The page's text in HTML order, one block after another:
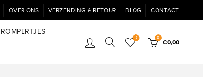
OVER ONS VERZENDING & RETOUR BLOG CONTACT
ROMPERTJES
0 0
€0,00